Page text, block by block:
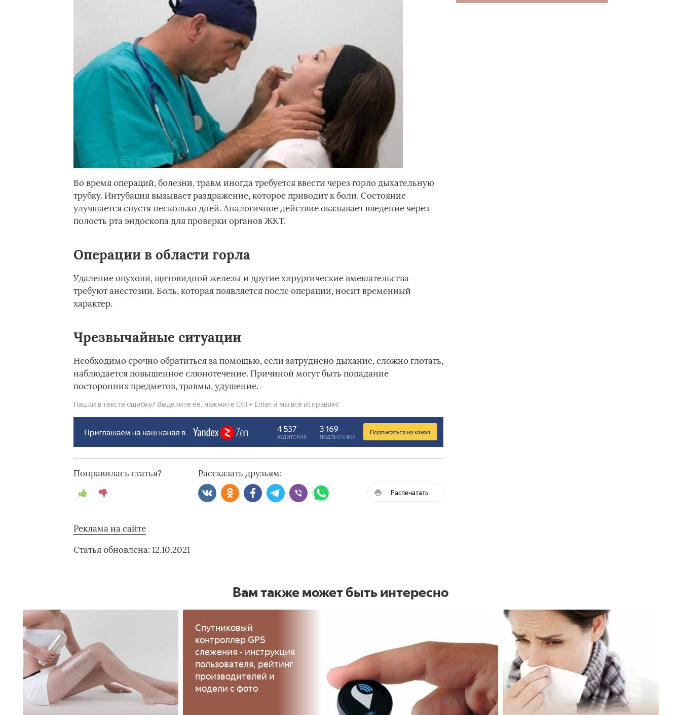
Во время операций, болезни, травм иногда требуется ввести через горло дыхательную
трубку. Интубация вызывает раздражение, которое приводит к боли. Состояние
улучшается спустя несколько дней. Аналогичное действие оказывает введение через
полость рта эндоскопа для проверки органов ЖКТ.
Операции в области горла
Удаление опухоли, щитовидной железы и другие хирургические вмешательства
требуют анестезии. Боль, которая появляется после операции, носит временный
характер.
Чрезвычайные ситуации
Необходимо срочно обратиться за помощью, если затруднено дыхание, сложно глотать,
наблюдается повышенное слюнотечение. Причиной могут быть попадание
посторонних предметов, травмы, удушение.
Нашли в тексте ошибку? Выделите её, нажмите Ctrl + Enter и мы всё исправим!
Понравилась статья? Рассказать друзьям:
Распечатать
Реклама на сайте
Статья обновлена: 12.10.2021
Вам также может быть интересно
Спутниковый
контроллер GPS
слежения - инструкция
пользователя, рейтинг
производителей и
модели с фото